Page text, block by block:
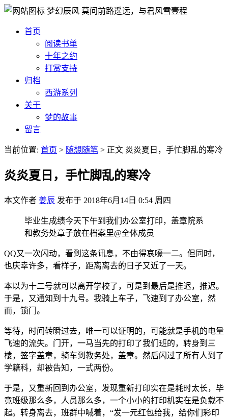
梦幻辰风 莫问前路遥远，与君风雪壹程
首页
阅读书单
十年之约
打赏支持
归档
西游系列
关于
梦的故事
留言
当前位置: 首页 > 随想随笔 > 正文 炎炎夏日，手忙脚乱的寒冷
炎炎夏日，手忙脚乱的寒冷
本文作者 姜辰 发布于 2018年6月14日 0:54 周四
毕业生成绩今天下午到我们办公室打印，盖章院系
和教务处章子放在档案里@全体成员
QQ又一次闪动，看到这条讯息，不由得哀嚎一二。但同时，
也庆幸许多，看样子，距离离去的日子又近了一天。
本以为十二号就可以离开学校了，可是到最后是推迟，推迟。
于是，又通知到十九号。我骑上车子，飞速到了办公室，然
而，锁门。
等待，时间转瞬过去，唯一可以证明的，可能就是手机的电量
飞速的流失。门开，一马当先的打印了我们班的，转身到三
楼，签字盖章，骑车到教务处，盖章。然后闪过了所有人到了
学籍科，却被告知，一式两份。
于是，又重新回到办公室，发现重新打印实在是耗时太长，毕
竟班级那么多，人员那么多，一个小小的打印机实在是负载不
起。转身离去，班群中喊着，“发一元红包给我，给你们彩印